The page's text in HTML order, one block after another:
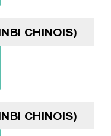
CHINOIS)
CHINOIS)